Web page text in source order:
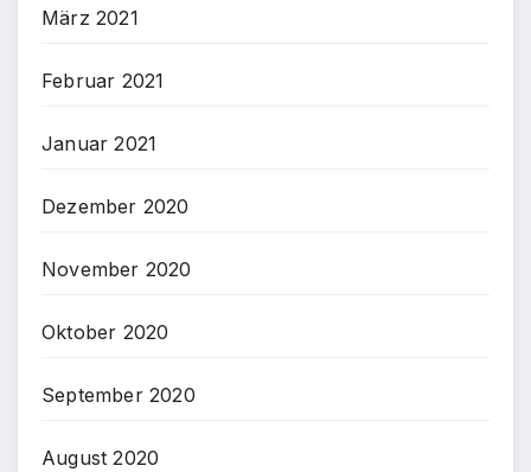
März 2021
Februar 2021
Januar 2021
Dezember 2020
November 2020
Oktober 2020
September 2020
August 2020